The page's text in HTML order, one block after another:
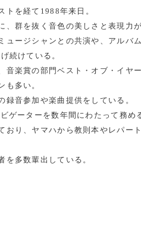
トを経て1988年来日。
群を抜く音色の美しさと表現力
ージシャンとの共演や、アルバ
続けている。
音楽賞の部門ベスト・オブ・イヤ
も多い。
音参加や楽曲提供をしている。
ゲーターを数年間にわたって務め
おり、ヤマハから教則本やレパー
を多数輩出している。